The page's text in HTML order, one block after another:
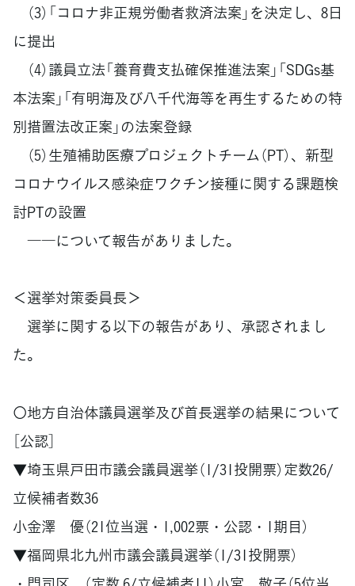
（3）「コロナ非正規労働者救済法案」を決定し、8日
に提出
（4）議員立法「養育費支払確保推進法案」「SDGs基
本法案」「有明海及び八千代海等を再生するための特
別措置法改正案」の法案登録
（5）生殖補助医療プロジェクトチーム（PT）、新型
コロナウイルス感染症ワクチン接種に関する課題検
討PTの設置
――について報告がありました。
＜選挙対策委員長＞
選挙に関する以下の報告があり、承認されまし
た。
〇地方自治体議員選挙及び首長選挙の結果について
［公認］
▼埼玉県戸田市議会議員選挙（1/31投開票）定数26/
立候補者数36
小金澤 優（21位当選・1,002票・公認・1期目）
▼福岡県北九州市議会議員選挙（1/31投開票）